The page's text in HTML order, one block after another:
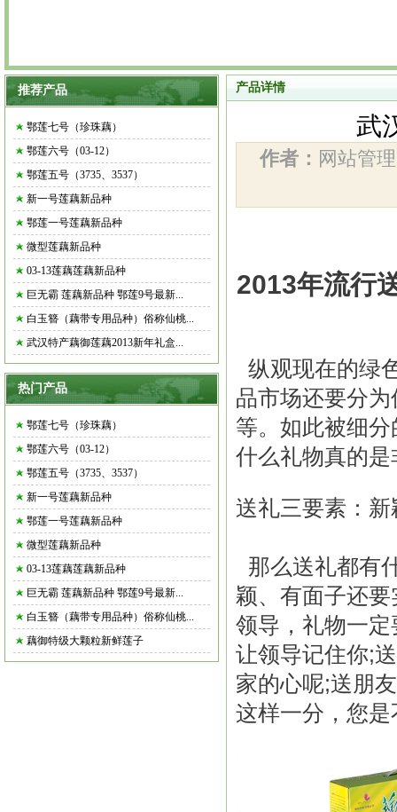
推荐产品
鄂莲七号（珍珠藕）
鄂莲六号（03-12）
鄂莲五号（3735、3537）
新一号莲藕新品种
鄂莲一号莲藕新品种
微型莲藕新品种
03-13莲藕莲藕新品种
巨无霸 莲藕新品种 鄂莲9号最新...
白玉簪（藕带专用品种）俗称仙桃...
武汉特产藕御莲藕2013新年礼盒...
热门产品
鄂莲七号（珍珠藕）
鄂莲六号（03-12）
鄂莲五号（3735、3537）
新一号莲藕新品种
鄂莲一号莲藕新品种
微型莲藕新品种
03-13莲藕莲藕新品种
巨无霸 莲藕新品种 鄂莲9号最新...
白玉簪（藕带专用品种）俗称仙桃...
藕御特级大颗粒新鲜莲子
产品详情
武
作者： 网站管
2013年流行
纵观现在的绿
品市场还要分
等。如此被细
什么礼物真的
送礼三要素：
那么送礼都有
颖、有面子还
领导，礼物一
让领导记住你;
家的心呢;送朋
这样一分，您